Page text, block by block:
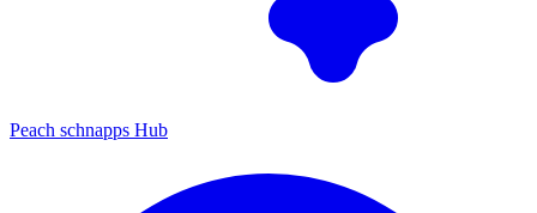
Peach schnapps Hub